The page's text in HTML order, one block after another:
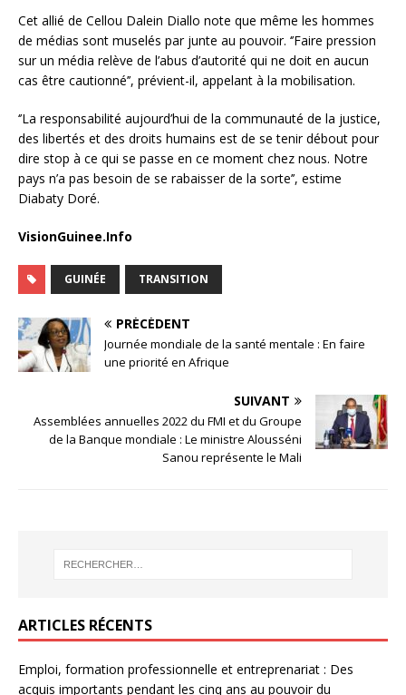
Cet allié de Cellou Dalein Diallo note que même les hommes
de médias sont muselés par junte au pouvoir. ‘’Faire pression
sur un média relève de l’abus d’autorité qui ne doit en aucun
cas être cautionné’’, prévient-il, appelant à la mobilisation.
‘’La responsabilité aujourd’hui de la communauté de la justice,
des libertés et des droits humains est de se tenir débout pour
dire stop à ce qui se passe en ce moment chez nous. Notre
pays n’a pas besoin de se rabaisser de la sorte’’, estime
Diabaty Doré.
VisionGuinee.Info
GUINÉE TRANSITION
PRÉCÉDENT
Journée mondiale de la santé mentale : En faire
une priorité en Afrique
SUIVANT
Assemblées annuelles 2022 du FMI et du Groupe
de la Banque mondiale : Le ministre Alousséni
Sanou représente le Mali
ARTICLES RÉCENTS
Emploi, formation professionnelle et entreprenariat : Des
acquis importants pendant les cinq ans au pouvoir du